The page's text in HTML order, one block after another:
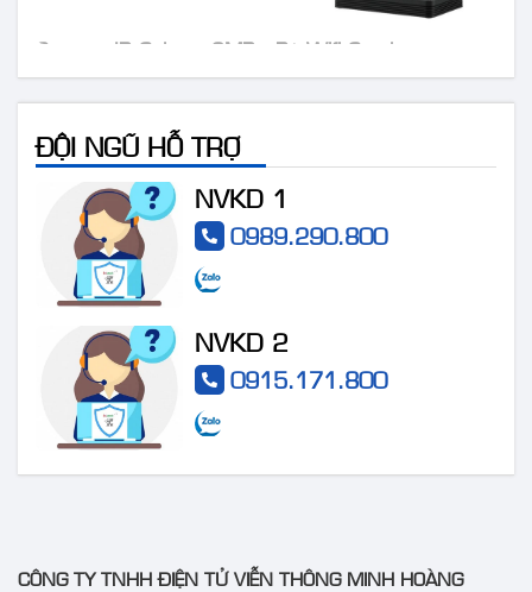
Camera IP Colorvu 2MP
Bộ Wifi Combo
Camera IP AcuSense
thân trụ thế hệ 2 4MP
VT-2CD3BG-DC
Camera DS-
ĐỘI NGŨ HỖ TRỢ
NVKD 1
0989.290.800
NVKD 2
0915.171.800
CÔNG TY TNHH ĐIỆN TỬ VIỄN THÔNG MINH HOÀNG